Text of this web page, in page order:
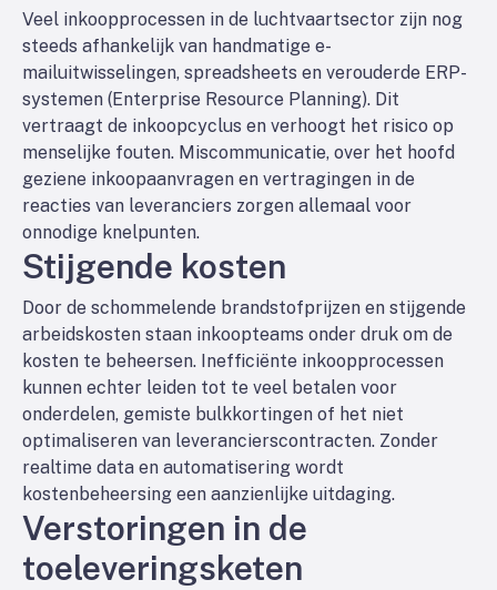
Veel inkoopprocessen in de luchtvaartsector zijn nog
steeds afhankelijk van handmatige e-
mailuitwisselingen, spreadsheets en verouderde ERP-
systemen (Enterprise Resource Planning). Dit
vertraagt de inkoopcyclus en verhoogt het risico op
menselijke fouten. Miscommunicatie, over het hoofd
geziene inkoopaanvragen en vertragingen in de
reacties van leveranciers zorgen allemaal voor
onnodige knelpunten.
Stijgende kosten
Door de schommelende brandstofprijzen en stijgende
arbeidskosten staan inkoopteams onder druk om de
kosten te beheersen. Inefficiënte inkoopprocessen
kunnen echter leiden tot te veel betalen voor
onderdelen, gemiste bulkkortingen of het niet
optimaliseren van leverancierscontracten. Zonder
realtime data en automatisering wordt
kostenbeheersing een aanzienlijke uitdaging.
Verstoringen in de
toeleveringsketen